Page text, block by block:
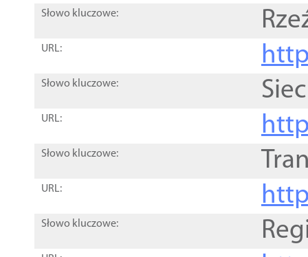
Słowo kluczowe:
URL:
Słowo kluczowe:
URL:
Słowo kluczowe:
URL:
Słowo kluczowe: